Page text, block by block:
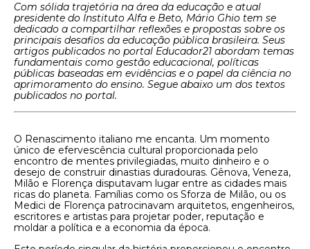
Com sólida trajetória na área da educação e atual
presidente do Instituto Alfa e Beto, Mário Ghio tem se
dedicado a compartilhar reflexões e propostas sobre os
principais desafios da educação pública brasileira. Seus
artigos publicados no portal Educador21 abordam temas
fundamentais como gestão educacional, políticas
públicas baseadas em evidências e o papel da ciência no
aprimoramento do ensino. Segue abaixo um dos textos
publicados no portal.
O Renascimento italiano me encanta. Um momento
único de efervescência cultural proporcionada pelo
encontro de mentes privilegiadas, muito dinheiro e o
desejo de construir dinastias duradouras. Gênova, Veneza,
Milão e Florença disputavam lugar entre as cidades mais
ricas do planeta. Famílias como os Sforza de Milão, ou os
Medici de Florença patrocinavam arquitetos, engenheiros,
escritores e artistas para projetar poder, reputação e
moldar a política e a economia da época.